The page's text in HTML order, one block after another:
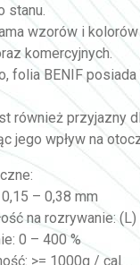
stanu.
wzorów i
komercyjnych.
folia BENIF
również przyjazny
jego wpływ na
– 0,38 mm
na rozrywanie:
0 – 400 %
>= 1000g / cal